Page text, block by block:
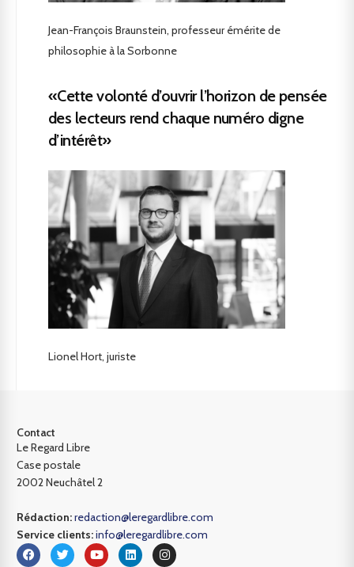
Jean-François Braunstein, professeur émérite de
philosophie à la Sorbonne
«Cette volonté d’ouvrir l’horizon de pensée
des lecteurs rend chaque numéro digne
d’intérêt»
Lionel Hort, juriste
Contact
Le Regard Libre
Case postale
2002 Neuchâtel 2
Rédaction:redaction@leregardlibre.com
Service clients:info@leregardlibre.com